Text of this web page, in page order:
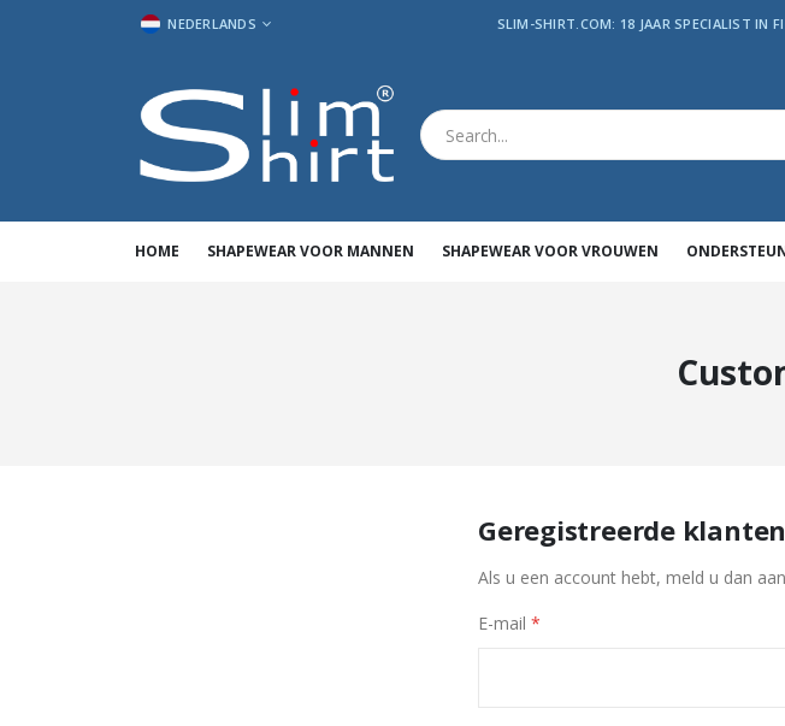
TAAL NEDERLANDS SLIM-SHIRT.COM: 18 JAAR SPECIALIST IN
HOME SHAPEWEAR VOOR MANNEN SHAPEWEAR VOOR VROUWEN
Geregistreerde klanten
Als u een account hebt, meld u dan
E-mail